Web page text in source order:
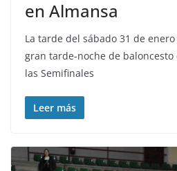
en Almansa
La tarde del sábado 31 de
gran tarde-noche de
las Semifinales
Leer más